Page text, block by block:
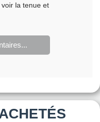
la tenue et